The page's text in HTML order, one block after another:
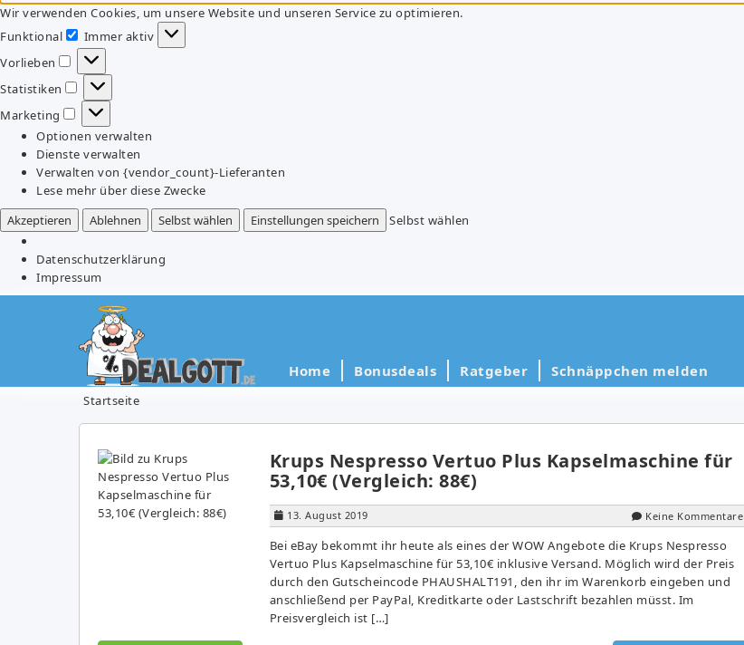
Wir verwenden Cookies, um unsere Website und unseren Service zu optimieren.
Funktional
Funktional
Immer aktiv
Vorlieben
Vorlieben
Statistiken
Statistiken
Marketing
Marketing
Optionen verwalten
Dienste verwalten
Verwalten von {vendor_count}-Lieferanten
Lese mehr über diese Zwecke
Akzeptieren
Ablehnen Selbst wählen Einstellungen speichern Selbst wählen
Datenschutzerklärung
Impressum
Home Bonusdeals Ratgeber Schnäppchen melden
Startseite
Krups Nespresso Vertuo Plus Kapselmaschine für
53,10€ (Vergleich: 88€)
13. August 2019 Keine Kommentare
Bei eBay bekommt ihr heute als eines der WOW Angebote die Krups Nespresso
Vertuo Plus Kapselmaschine für 53,10€ inklusive Versand. Möglich wird der Preis
durch den Gutscheincode PHAUSHALT191, den ihr im Warenkorb eingeben und
anschließend per PayPal, Kreditkarte oder Lastschrift bezahlen müsst. Im
Preisvergleich ist […]